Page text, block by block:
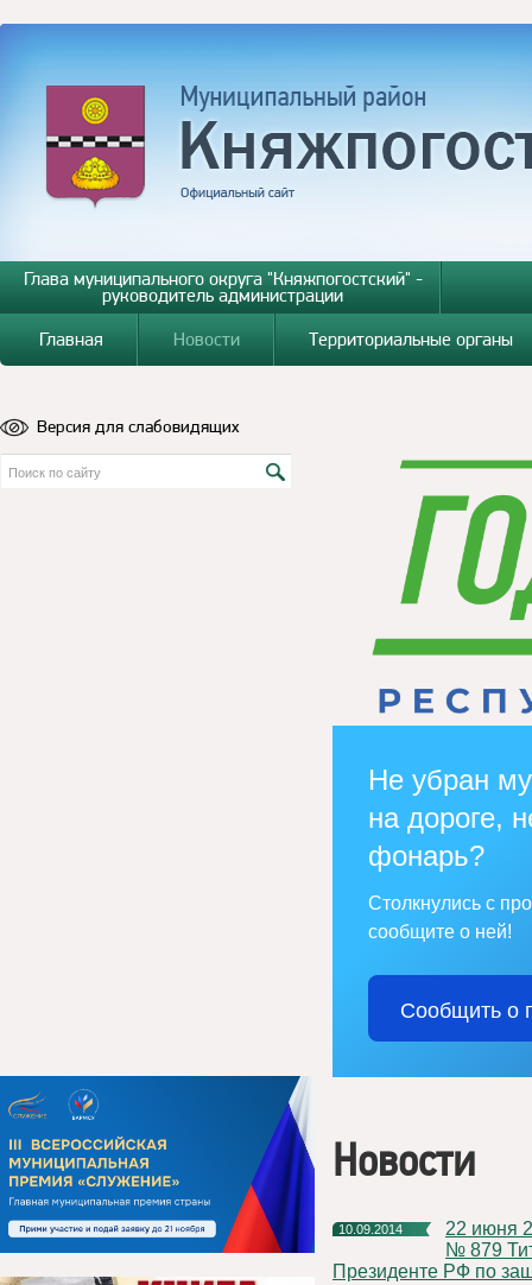
Глава муниципального округа "Княжпогостский" -
руководитель администрации
Главная
Новости Территориальные органы
Версия для слабовидящих
Не убран
на дороге,
фонарь?
Столкнулись с
сообщите о ней!
Сообщить о
Новости
10.09.2014
22 июня 2012 года Указом Президента Российской Федерации
№ 879
Президенте РФ по